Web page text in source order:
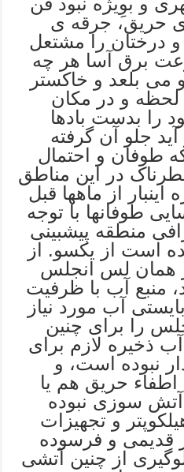
حریق، جرقه ی
درختان را مشتعل
برق آسا هر چه
می بلعد و خاکستر
لحظه و در مکان
را بدست بادها
جلو آن گرفته
طوفان و احتمال
در این مناطق
اینبار از ماهها قبل
طوفانها با توجه
منطقه پیشبینی
است از یکسو. از
همان لس انجلس
منبع آب با ظرفیت
بایستی آب مورد نیاز
را برای چنین
آب ذخیره لازم برای
نبوده است، و
حریق هم یا
آتش سوزی نبوده
و تجهیزات
قدیمی و فرسوده
از چنین آتشی